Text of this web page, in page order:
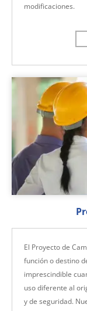
modificaciones.
El Proyecto de
función o destino
imprescindible
uso diferente al
y de seguridad.